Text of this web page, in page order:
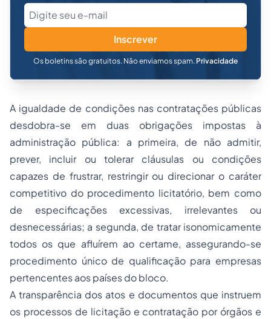
Inscrever
Os boletins são gratuitos. Não enviamos spam. Privacidade
A igualdade de condições nas contratações públicas
desdobra-se em duas obrigações impostas à
administração pública: a primeira, de não admitir,
prever, incluir ou tolerar cláusulas ou condições
capazes de frustrar, restringir ou direcionar o caráter
competitivo do procedimento licitatório, bem como
de especificações excessivas, irrelevantes ou
desnecessárias; a segunda, de tratar isonomicamente
todos os que afluírem ao certame, assegurando-se
procedimento único de qualificação para empresas
pertencentes aos países do bloco.
A transparência dos atos e documentos que instruem
os processos de licitação e contratação por órgãos e